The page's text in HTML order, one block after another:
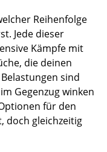
Reihenfolge
Jede dieser
Kämpfe mit
die deinen
sind
Gegenzug winken
für den
doch gleichzeitig